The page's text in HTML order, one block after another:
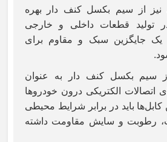
از سیم بکسل کنف دار بهره
تولید قطعات داخلی و خارجی
یک جایگزین سبک و مقاوم برای
از سیم بکسل کنف دار به عنوان
اتصالات الکتریکی درون خودروها
باید در برابر شرایط محیطی
رطوبت و سایش مقاومت داشته